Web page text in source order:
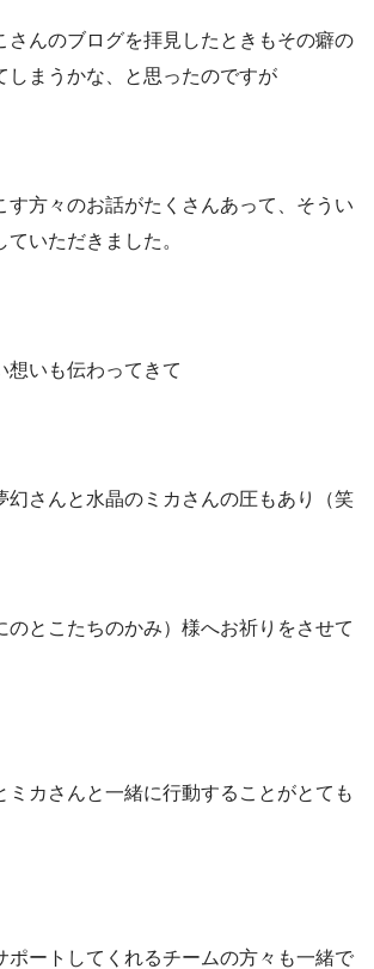
さんのブログを拝見したときもその癖の
しまうかな、と思ったのですが
す方々のお話がたくさんあって、そうい
ていただきました。
想いも伝わってきて
幻さんと水晶のミカさんの圧もあり（笑
のとこたちのかみ）様へお祈りをさせて
ミカさんと一緒に行動することがとても
ポートしてくれるチームの方々も一緒で